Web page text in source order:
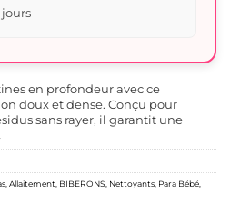
en profondeur avec ce
doux et dense. Conçu pour
sans rayer, il garantit une
jours
Allaitement BIBERONS Nettoyants Para Bébé